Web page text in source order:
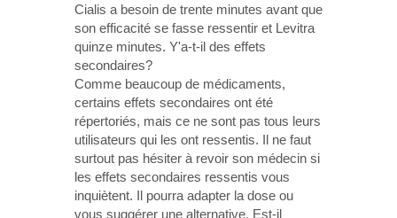
Cialis a besoin de trente minutes avant que
son efficacité se fasse ressentir et Levitra
quinze minutes. Y'a-t-il des effets
secondaires?
Comme beaucoup de médicaments,
certains effets secondaires ont été
répertoriés, mais ce ne sont pas tous leurs
utilisateurs qui les ont ressentis. Il ne faut
surtout pas hésiter à revoir son médecin si
les effets secondaires ressentis vous
inquiètent. Il pourra adapter la dose ou
vous suggérer une alternative. Est-il